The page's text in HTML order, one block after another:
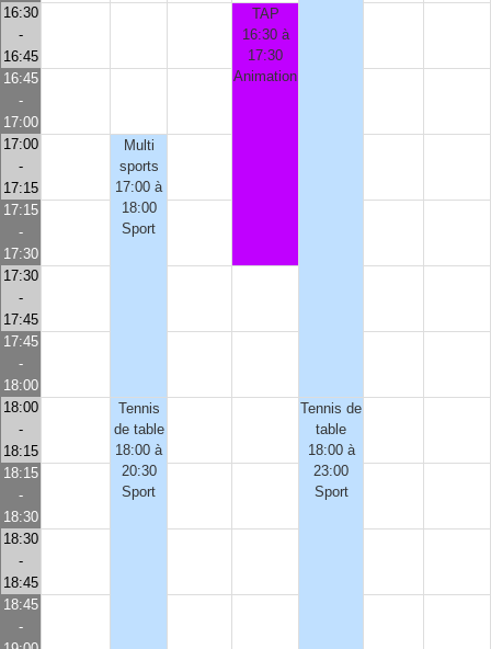
16:30
-
16:45
TAP
16:30 à
17:30
Animation
16:45
-
17:00
17:00
-
17:15
Multi
sports
17:00 à
18:00
Sport
17:15
-
17:30
17:30
-
17:45
17:45
-
18:00
18:00
-
18:15
Tennis
de table
18:00 à
20:30
Sport
Tennis de
table
18:00 à
23:00
Sport
18:15
-
18:30
18:30
-
18:45
18:45
-